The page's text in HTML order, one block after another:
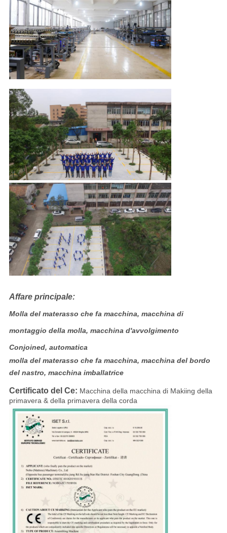
Affare principale:
Molla del materasso che fa macchina, macchina di
montaggio della molla, macchina d'avvolgimento
Conjoined, automatica
molla del materasso che fa macchina, macchina del bordo
del nastro, macchina imballatrice
Certificato del Ce: Macchina della macchina di Makiing della
primavera & della primavera della corda